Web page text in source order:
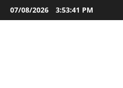
Skip
to
07/08/2026 3:53:42 PM